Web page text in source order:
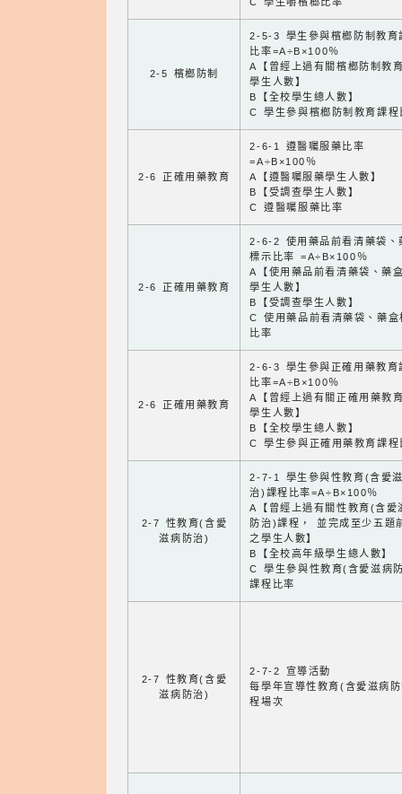
2-5 檳榔防制
2-5-3 學生參與檳榔防制教育
比率=A÷B×100％
A【曾經上過有關檳榔防制教
學生人數】
B【全校學生總人數】
C 學生參與檳榔防制教育課程
2-6 正確用藥教育
2-6-1 遵醫囑服藥比率
=A÷B×100％
A【遵醫囑服藥學生人數】
B【受調查學生人數】
C 遵醫囑服藥比率
2-6 正確用藥教育
2-6-2 使用藥品前看清藥袋、
標示比率 =A÷B×100％
A【使用藥品前看清藥袋、藥
學生人數】
B【受調查學生人數】
C 使用藥品前看清藥袋、藥盒
比率
2-6 正確用藥教育
2-6-3 學生參與正確用藥教育
比率=A÷B×100％
A【曾經上過有關正確用藥教
學生人數】
B【全校學生總人數】
C 學生參與正確用藥教育課程
2-7 性教育(含愛
滋病防治)
2-7-1 學生參與性教育(含愛
治)課程比率=A÷B×100％
A【曾經上過有關性教育(含愛
防治)課程， 並完成至少五題
之學生人數】
B【全校高年級學生總人數】
C 學生參與性教育(含愛滋病
課程比率
2-7 性教育(含愛
滋病防治)
2-7-2 宣導活動
每學年宣導性教育(含愛滋病
程場次